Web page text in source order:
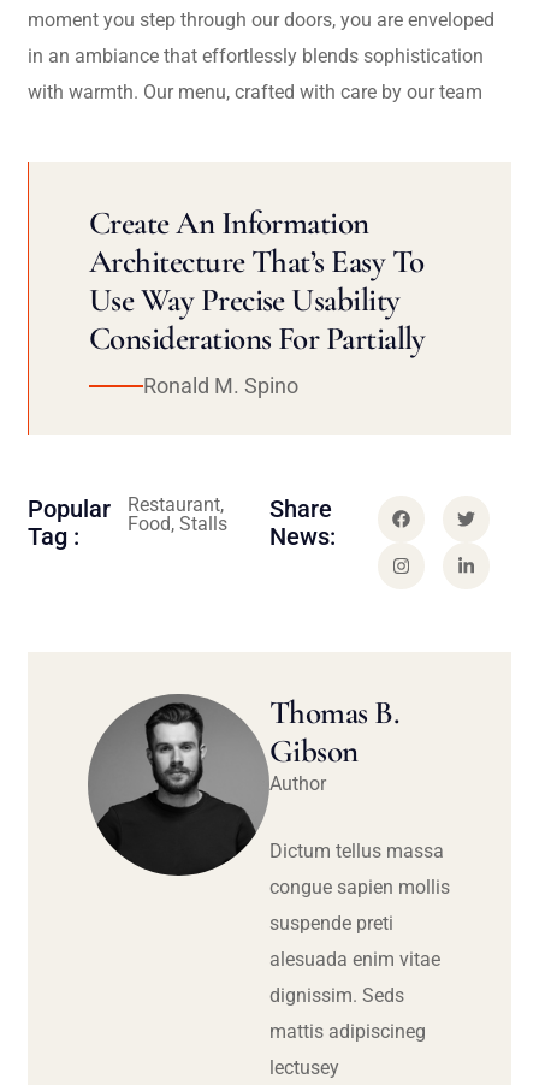
moment you step through our doors, you are enveloped
in an ambiance that effortlessly blends sophistication
with warmth. Our menu, crafted with care by our team
Create An Information
Architecture That’s Easy To
Use Way Precise Usability
Considerations For Partially
Ronald M. Spino
Popular
Tag :
Restaurant,
Food, Stalls
Share
News:
Thomas B.
Gibson
Author
Dictum tellus massa
congue sapien mollis
suspende preti
alesuada enim vitae
dignissim. Seds
mattis adipiscineg
lectusey